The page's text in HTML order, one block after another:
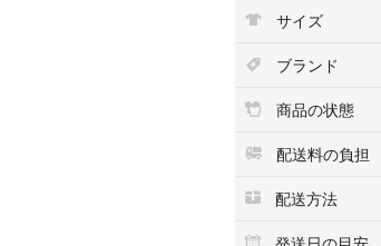
サイズ
ブランド
商品の状態
配送料の負担
配送方法